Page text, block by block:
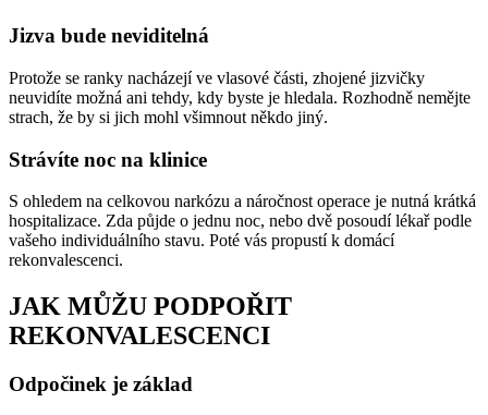
Jizva bude neviditelná
Protože se ranky nacházejí ve vlasové části, zhojené jizvičky
neuvidíte možná ani tehdy, kdy byste je hledala. Rozhodně nemějte
strach, že by si jich mohl všimnout někdo jiný.
Strávíte noc na klinice
S ohledem na celkovou narkózu a náročnost operace je nutná krátká
hospitalizace. Zda půjde o jednu noc, nebo dvě posoudí lékař podle
vašeho individuálního stavu. Poté vás propustí k domácí
rekonvalescenci.
JAK MŮŽU PODPOŘIT
REKONVALESCENCI
Odpočinek je základ